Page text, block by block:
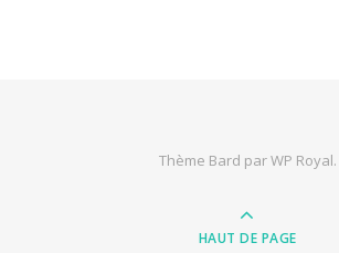
Thème Bard parWP Royal.
HAUT DE PAGE